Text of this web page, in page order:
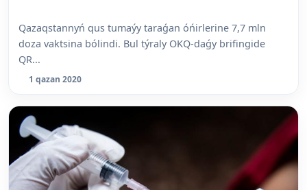
Qazaqstannyń qus tumaýy taraǵan óńirlerine 7,7 mln
doza vaktsina bólindi. Bul týraly OKQ-daǵy brifingide
QR...
1 qazan 2020